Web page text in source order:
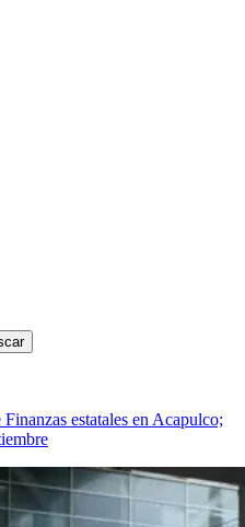
estatales en Acapulco;